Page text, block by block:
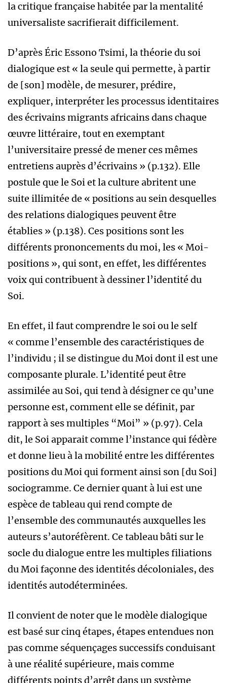
la critique française habitée par la mentalité
universaliste sacrifierait difficilement.
D’après Éric Essono Tsimi, la théorie du soi
dialogique est « la seule qui permette, à partir
de [son] modèle, de mesurer, prédire,
expliquer, interpréter les processus identitaires
des écrivains migrants africains dans chaque
œuvre littéraire, tout en exemptant
l’universitaire pressé de mener ces mêmes
entretiens auprès d’écrivains » (p.132). Elle
postule que le Soi et la culture abritent une
suite illimitée de « positions au sein desquelles
des relations dialogiques peuvent être
établies » (p.138). Ces positions sont les
différents prononcements du moi, les « Moi-
positions », qui sont, en effet, les différentes
voix qui contribuent à dessiner l’identité du
Soi.
En effet, il faut comprendre le soi ou le self
« comme l’ensemble des caractéristiques de
l’individu ; il se distingue du Moi dont il est une
composante plurale. L’identité peut être
assimilée au Soi, qui tend à désigner ce qu’une
personne est, comment elle se définit, par
rapport à ses multiples “Moi” » (p.97). Cela
dit, le Soi apparait comme l’instance qui fédère
et donne lieu à la mobilité entre les différentes
positions du Moi qui forment ainsi son [du Soi]
sociogramme. Ce dernier quant à lui est une
espèce de tableau qui rend compte de
l’ensemble des communautés auxquelles les
auteurs s’autoréfèrent. Ce tableau bâti sur le
socle du dialogue entre les multiples filiations
du Moi façonne des identités décoloniales, des
identités autodéterminées.
Il convient de noter que le modèle dialogique
est basé sur cinq étapes, étapes entendues non
pas comme séquençages successifs conduisant
à une réalité supérieure, mais comme
différents points d’arrêt dans un système